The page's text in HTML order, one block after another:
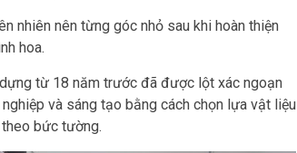
nhiên nên từng góc nhỏ sau khi hoàn thiện
hoa.
từ 18 năm trước đã được lột xác ngoạn
và sáng tạo bằng cách chọn lựa vật liệu
bức tường.